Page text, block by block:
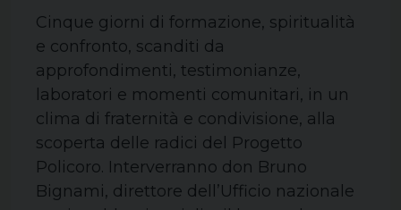
Cinque giorni di formazione, spiritualità
e confronto, scanditi da
approfondimenti, testimonianze,
laboratori e momenti comunitari, in un
clima di fraternità e condivisione, alla
scoperta delle radici del Progetto
Policoro. Interverranno don Bruno
Bignami, direttore dell’Ufficio nazionale